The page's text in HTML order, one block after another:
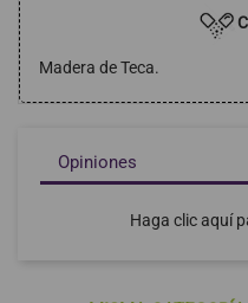
Madera de Teca.
Opiniones
Haga clic aquí